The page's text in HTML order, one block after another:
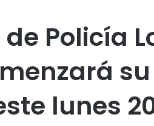
Policía
lunes